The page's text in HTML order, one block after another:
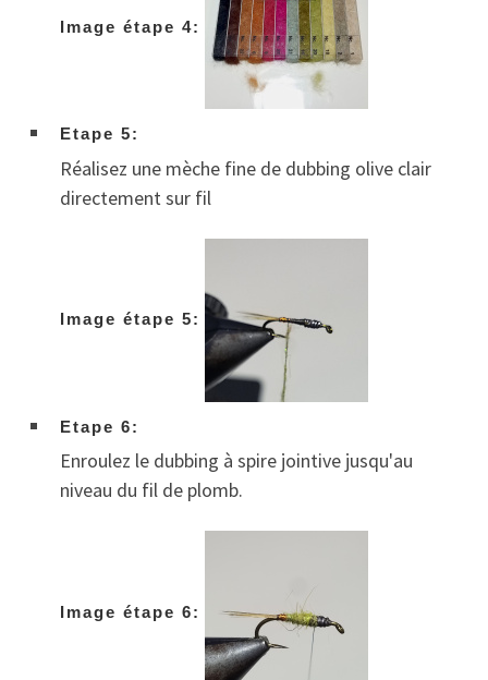
Image étape 4:
Etape 5:
Réalisez une mèche fine de dubbing olive clair
directement sur fil
Image étape 5:
Etape 6:
Enroulez le dubbing à spire jointive jusqu'au
niveau du fil de plomb.
Image étape 6: